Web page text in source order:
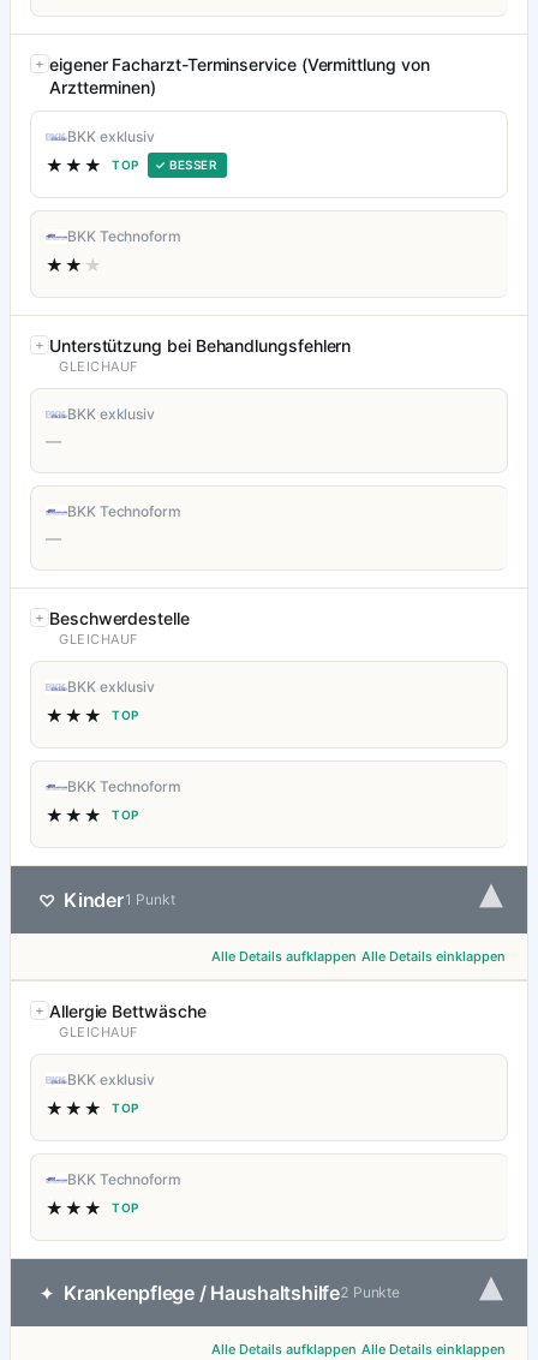
eigener Facharzt-Terminservice (Vermittlung von
Arztterminen)
BKK exklusiv
★★★ TOP ✓ BESSER
BKK Technoform
★★ ★
Unterstützung bei Behandlungsfehlern
GLEICHAUF
BKK exklusiv
—
BKK Technoform
—
Beschwerdestelle
GLEICHAUF
BKK exklusiv
★★★ TOP
BKK Technoform
★★★ TOP
♡ Kinder1 Punkt ▾
Alle Details aufklappen Alle Details einklappen
Allergie Bettwäsche
GLEICHAUF
BKK exklusiv
★★★ TOP
BKK Technoform
★★★ TOP
✦ Krankenpflege / Haushaltshilfe2 Punkte ▾
Alle Details aufklappen Alle Details einklappen